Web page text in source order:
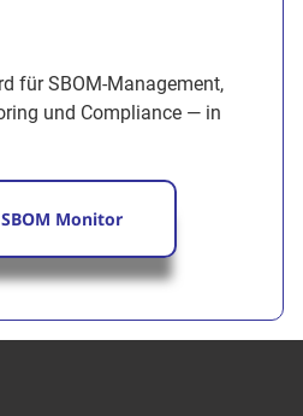
für SBOM-Management,
und Compliance — in
Monitor